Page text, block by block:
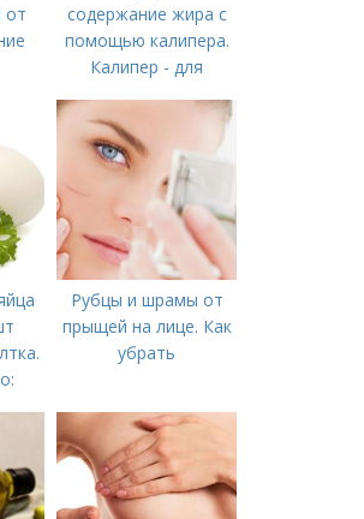
от
содержание жира с
помощью калипера.
Калипер - для
содержания жира в
организме
Рубцы и шрамы от
прыщей на лице. Как
убрать